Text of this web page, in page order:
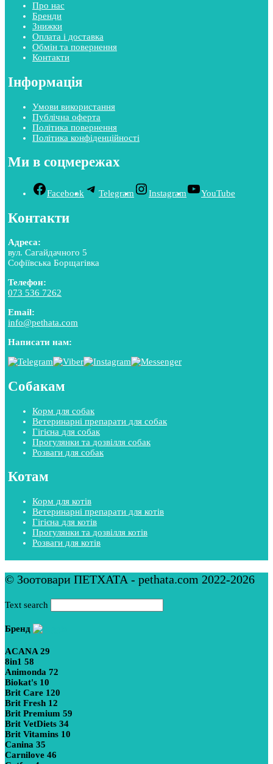
Про нас
Бренди
Знижки
Оплата і доставка
Обмін та повернення
Контакти
Інформація
Умови використання
Публічна оферта
Політика повернення
Політика конфіденційності
Ми в соцмережах
Facebook Telegram Instagram YouTube
Контакти
Адреса:
вул. Сагайдачного 5
Софіївська Борщагівка
Телефон:
073 536 7262
Email:
info@pethata.com
Написати нам:
Собакам
Корм для собак
Ветеринарні препарати для собак
Гігієна для собак
Прогулянки та дозвілля собак
Розваги для собак
Котам
Корм для котів
Ветеринарні препарати для котів
Гігієна для котів
Прогулянки та дозвілля котів
Розваги для котів
© Зоотовари ПЕТХАТА - pethata.com 2022-2026
Text search
Бренд
ACANA 29
8in1 58
Animonda 72
Biokat's 10
Brit Care 120
Brit Fresh 12
Brit Premium 59
Brit VetDiets 34
Brit Vitamins 10
Canina 35
Carnilove 46